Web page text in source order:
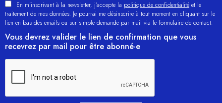
En m'inscrivant à la newsletter, j’accepte la politique de confidentialité et le
traitement de mes données. Je pourrai me désinscrire à tout moment en cliquant sur le
lien en bas des emails ou sur simple demande par mail via le formulaire de contact.
Vous devrez valider le lien de confirmation que vous
recevrez par mail pour être abonné·e